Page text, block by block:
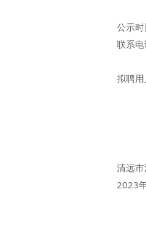
公示
联系
拟聘
清远
2023